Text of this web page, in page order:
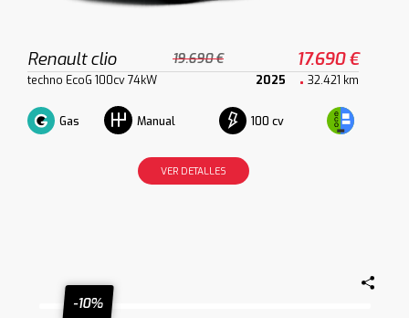
Renault clio 19.690 € 17.690 €
techno EcoG 100cv 74kW 2025 32.421 km
Gas Manual 100 cv
VER DETALLES
-10%